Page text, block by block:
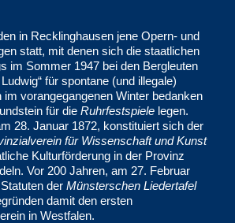
in Recklinghausen jene Opern- und
statt, mit denen sich die staatlichen
im Sommer 1947 bei den Bergleuten
für spontane (und illegale)
im vorangegangenen Winter bedanken
für die Ruhrfestspiele legen.
28. Januar 1872, konstituiert sich der
für Wissenschaft und Kunst
Kulturförderung in der Provinz
Vor 200 Jahren, am 27. Februar
der Münsterschen Liedertafel
damit den ersten
in Westfalen.